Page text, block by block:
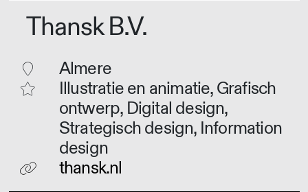
Thansk B.V.
Almere
Illustratie en animatie, Grafisch
ontwerp, Digital design,
Strategisch design, Information
design
thansk.nl